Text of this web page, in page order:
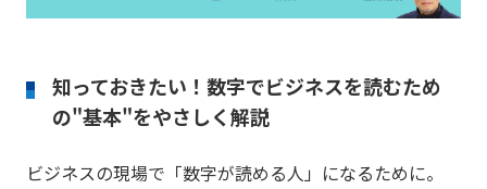
知っておきたい！数字でビジネスを読むため
の"基本"をやさしく解説
ビジネスの現場で「数字が読める人」になるために。